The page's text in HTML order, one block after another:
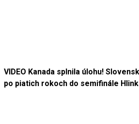
VIDEO Kanada splnila úlohu!
po piatich rokoch do semifinále